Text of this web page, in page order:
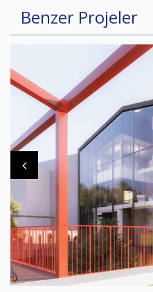
Benzer Projeler